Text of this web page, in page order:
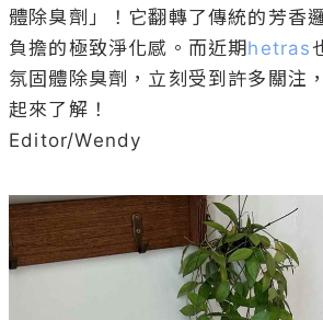
體除臭劑」！它翻轉了傳統的芳香
負擔的極致淨化感。而近期 hetras
氛固體除臭劑，立刻受到許多關注
起來了解！
Editor/Wendy